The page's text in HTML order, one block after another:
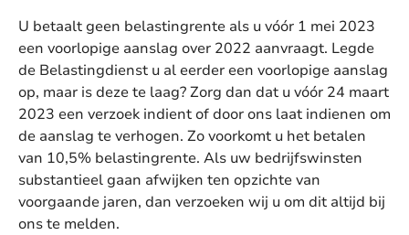
U betaalt geen belastingrente als u vóór 1 mei 2023
een voorlopige aanslag over 2022 aanvraagt. Legde
de Belastingdienst u al eerder een voorlopige aanslag
op, maar is deze te laag? Zorg dan dat u vóór 24 maart
2023 een verzoek indient of door ons laat indienen om
de aanslag te verhogen. Zo voorkomt u het betalen
van 10,5% belastingrente. Als uw bedrijfswinsten
substantieel gaan afwijken ten opzichte van
voorgaande jaren, dan verzoeken wij u om dit altijd bij
ons te melden.